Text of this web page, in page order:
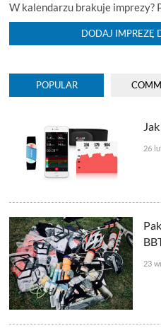
W kalendarzu brakuje imprezy?
DODAJ IMPREZĘ
POPULAR
26
23